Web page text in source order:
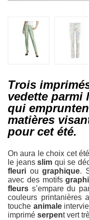
Trois
vedette parmi
qui
matières
pour cet été.
On aura le choix cet
le jeansslim qui se
fleuri ougraphique.
avec des motifs
fleurs s’empare du
couleurs printanières
touche animale
imprimé serpent vert